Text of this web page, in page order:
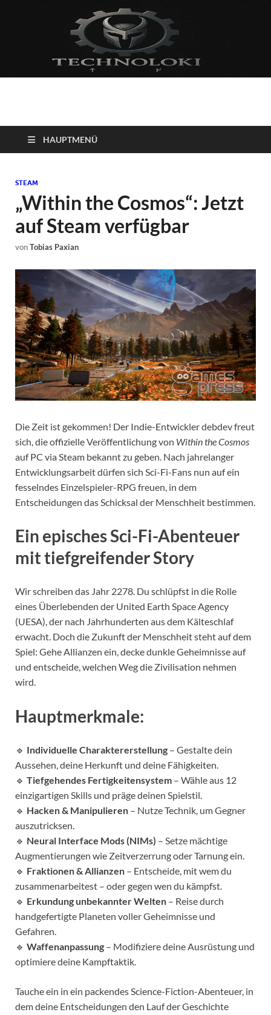
Technoloki: Gaming
und Entertainment
News
Blockbuster, Indie-Perlen und Retro-Klassiker.
HAUPTMENÜ
STEAM
„Within the Cosmos“: Jetzt
auf Steam verfügbar
vonTobias Paxian
Die Zeit ist gekommen! Der Indie-Entwickler debdev freut
sich, die offizielle Veröffentlichung von Within the Cosmos
auf PC via Steam bekannt zu geben. Nach jahrelanger
Entwicklungsarbeit dürfen sich Sci-Fi-Fans nun auf ein
fesselndes Einzelspieler-RPG freuen, in dem
Entscheidungen das Schicksal der Menschheit bestimmen.
Ein episches Sci-Fi-Abenteuer
mit tiefgreifender Story
Wir schreiben das Jahr 2278. Du schlüpfst in die Rolle
eines Überlebenden der United Earth Space Agency
(UESA), der nach Jahrhunderten aus dem Kälteschlaf
erwacht. Doch die Zukunft der Menschheit steht auf dem
Spiel: Gehe Allianzen ein, decke dunkle Geheimnisse auf
und entscheide, welchen Weg die Zivilisation nehmen
wird.
Hauptmerkmale:
🔹 Individuelle Charaktererstellung – Gestalte dein
Aussehen, deine Herkunft und deine Fähigkeiten.
🔹 Tiefgehendes Fertigkeitensystem – Wähle aus 12
einzigartigen Skills und präge deinen Spielstil.
🔹 Hacken & Manipulieren – Nutze Technik, um Gegner
auszutricksen.
🔹 Neural Interface Mods (NIMs) – Setze mächtige
Augmentierungen wie Zeitverzerrung oder Tarnung ein.
🔹 Fraktionen & Allianzen – Entscheide, mit wem du
zusammenarbeitest – oder gegen wen du kämpfst.
🔹 Erkundung unbekannter Welten – Reise durch
handgefertigte Planeten voller Geheimnisse und
Gefahren.
🔹 Waffenanpassung – Modifiziere deine Ausrüstung und
optimiere deine Kampftaktik.
Tauche ein in ein packendes Science-Fiction-Abenteuer, in
dem deine Entscheidungen den Lauf der Geschichte